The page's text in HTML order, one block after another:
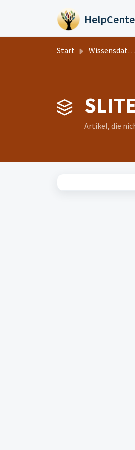
Start Wissensdatenbank
Artikel, die